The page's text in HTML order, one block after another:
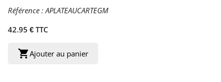
Référence :APLATEAUCARTEGM
42.95 € TTC
shopping_cartAjouter au panier